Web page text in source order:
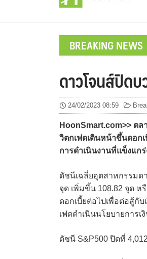
BREAKING NEWS
ดาวโจนส์ปิด
24/02/2023 08:59
HoonSmart.com>> ต
วิตกเฟดเดินหน้าขึ้นดอก
การดำเนินงานที่แข็งแก
ดัชนีเฉลี่ยอุตสาหกรรมด
จุด เพิ่มขึ้น 108.82 จุด
ดอกเบี้ยต่อไปเพื่อต่อสู้กั
เฟดดำเนินนโยบายการ
ดัชนี S&P500 ปิดที่